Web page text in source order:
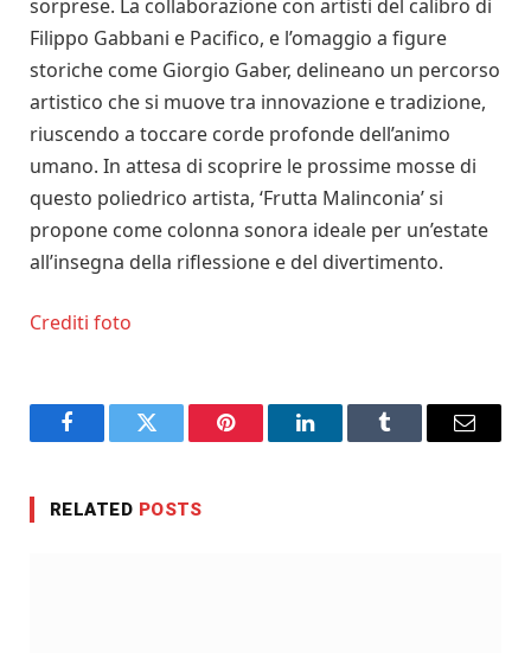
sorprese. La collaborazione con artisti del calibro di
Filippo Gabbani e Pacifico, e l’omaggio a figure
storiche come Giorgio Gaber, delineano un percorso
artistico che si muove tra innovazione e tradizione,
riuscendo a toccare corde profonde dell’animo
umano. In attesa di scoprire le prossime mosse di
questo poliedrico artista, ‘Frutta Malinconia’ si
propone come colonna sonora ideale per un’estate
all’insegna della riflessione e del divertimento.
Crediti foto
FacebookTwitter Pinterest LinkedInTumblr Email
RELATED POSTS